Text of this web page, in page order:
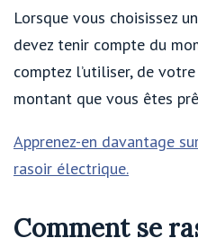
Lorsque vous choisissez
devez tenir compte du
comptez l’utiliser, de
montant que vous êtes
Apprenez-en davantage
rasoir électrique.
Comment se